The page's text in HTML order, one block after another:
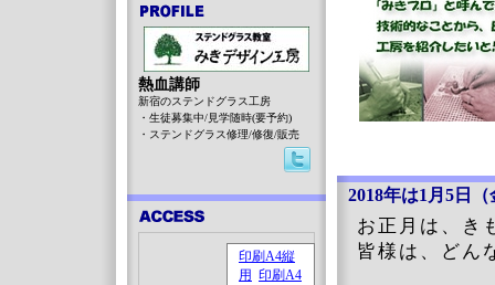
2018年は1月5日
お正月は、き
皆様は、どん
熱血講師
新宿のステンドグラス工房
・生徒募集中/見学随時(要予約)
・ステンドグラス修理/修復/販売